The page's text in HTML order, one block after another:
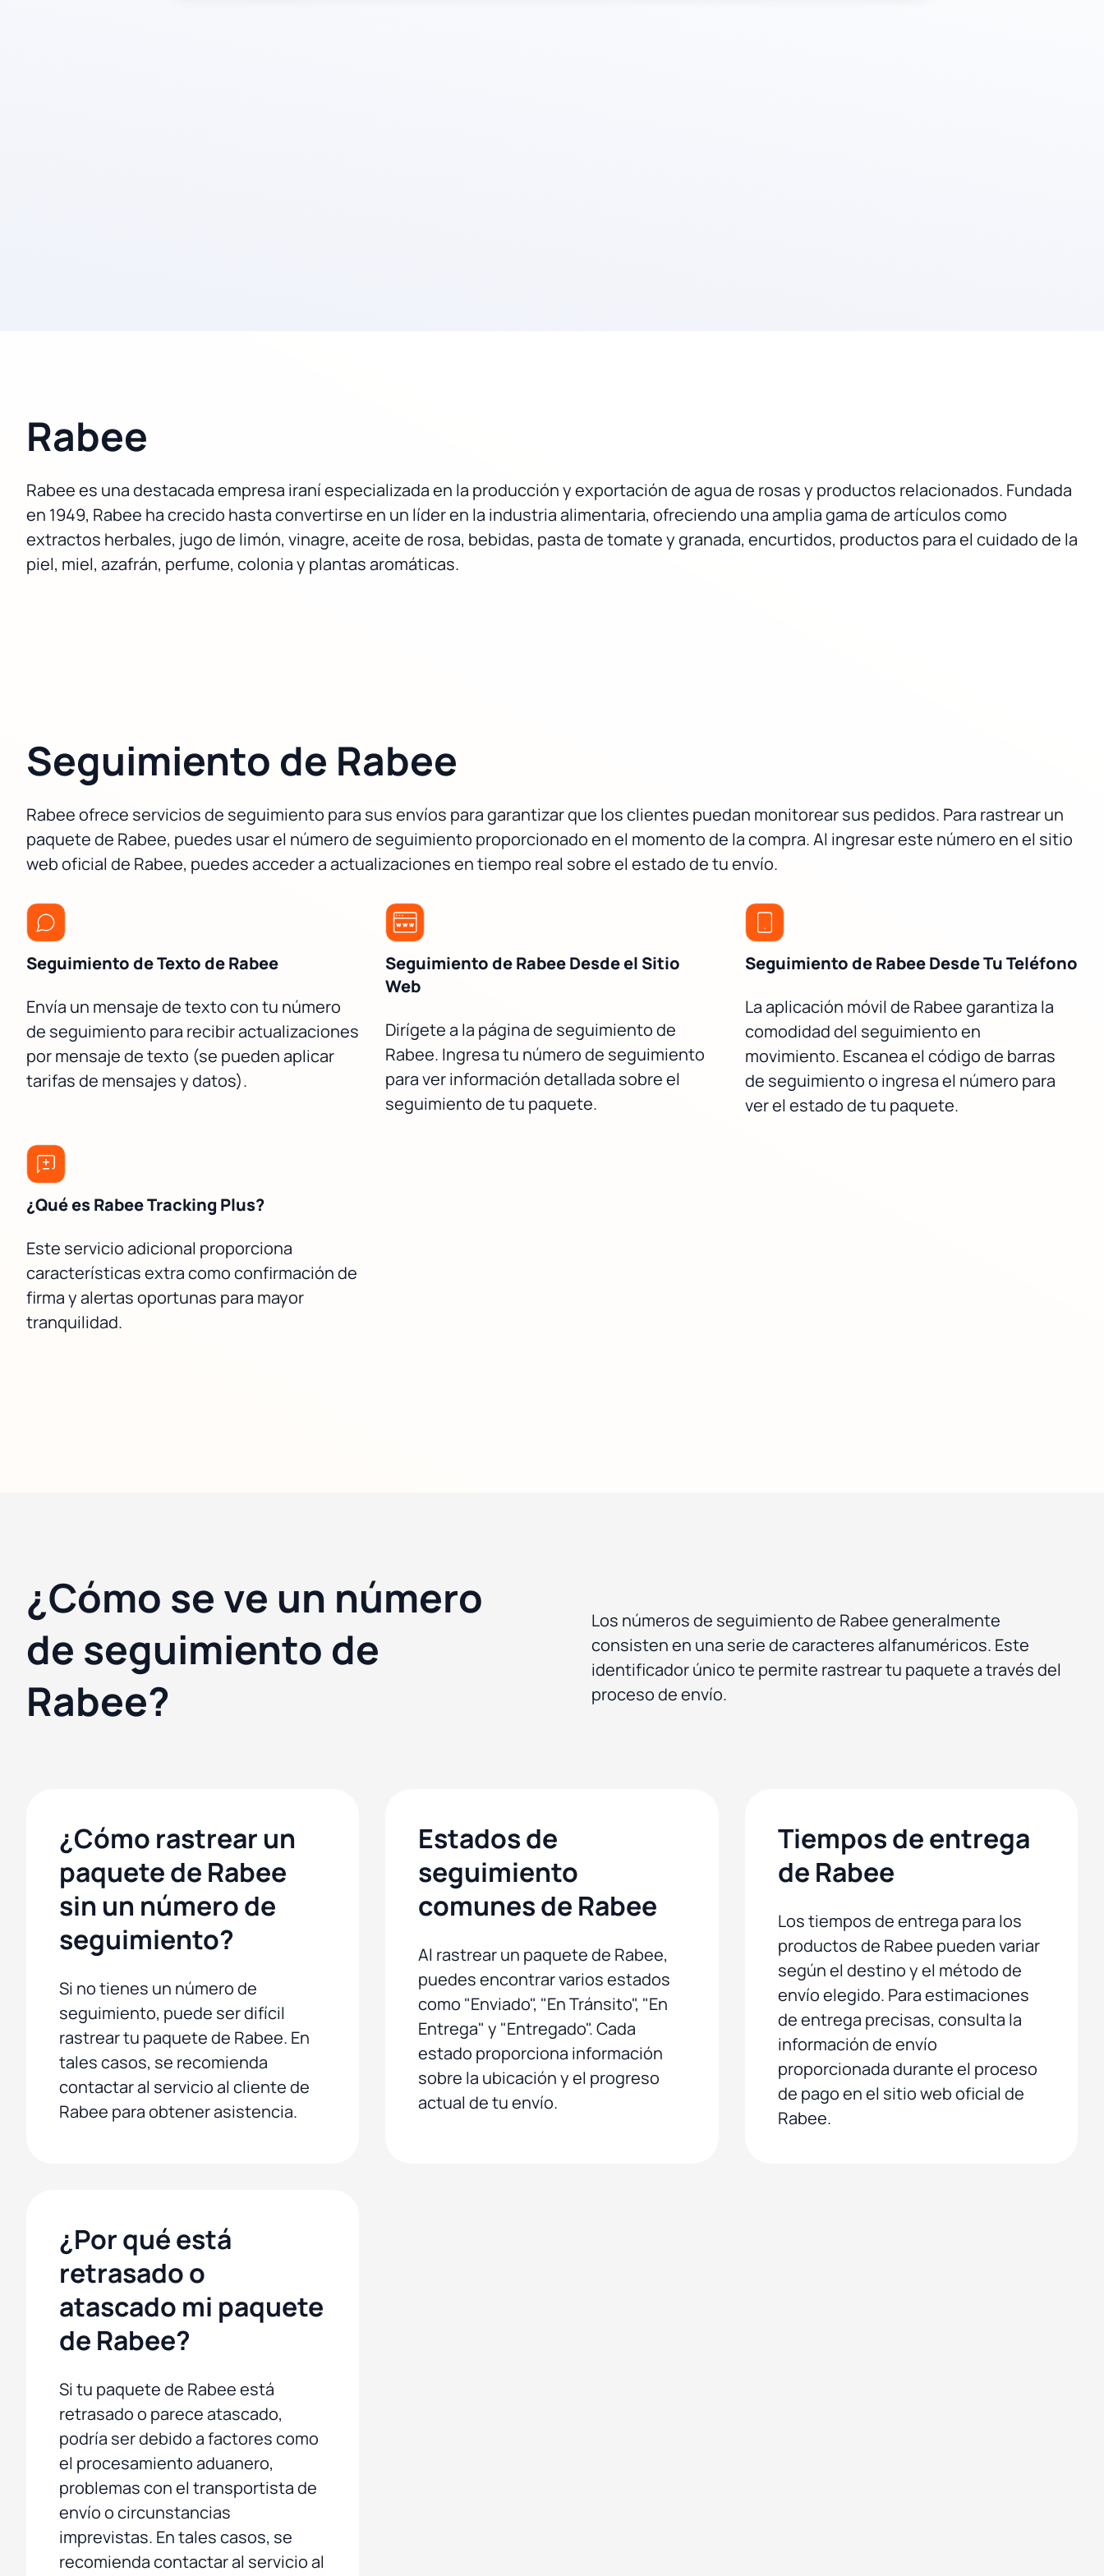
Rabee
Rabee es una destacada empresa iraní especializada en la producción y exportación de agua de rosas y productos relacionados. Fundada
en 1949, Rabee ha crecido hasta convertirse en un líder en la industria alimentaria, ofreciendo una amplia gama de artículos como
extractos herbales, jugo de limón, vinagre, aceite de rosa, bebidas, pasta de tomate y granada, encurtidos, productos para el cuidado de la
piel, miel, azafrán, perfume, colonia y plantas aromáticas.
Seguimiento de Rabee
Rabee ofrece servicios de seguimiento para sus envíos para garantizar que los clientes puedan monitorear sus pedidos. Para rastrear un
paquete de Rabee, puedes usar el número de seguimiento proporcionado en el momento de la compra. Al ingresar este número en el sitio
web oficial de Rabee, puedes acceder a actualizaciones en tiempo real sobre el estado de tu envío.
Seguimiento de Texto de Rabee
Envía un mensaje de texto con tu número
de seguimiento para recibir actualizaciones
por mensaje de texto (se pueden aplicar
tarifas de mensajes y datos).
Seguimiento de Rabee Desde el Sitio
Web
Dirígete a la página de seguimiento de
Rabee. Ingresa tu número de seguimiento
para ver información detallada sobre el
seguimiento de tu paquete.
Seguimiento de Rabee Desde Tu Teléfono
La aplicación móvil de Rabee garantiza la
comodidad del seguimiento en
movimiento. Escanea el código de barras
de seguimiento o ingresa el número para
ver el estado de tu paquete.
¿Qué es Rabee Tracking Plus?
Este servicio adicional proporciona
características extra como confirmación de
firma y alertas oportunas para mayor
tranquilidad.
¿Cómo se ve un número
de seguimiento de
Rabee?
Los números de seguimiento de Rabee generalmente
consisten en una serie de caracteres alfanuméricos. Este
identificador único te permite rastrear tu paquete a través del
proceso de envío.
¿Cómo rastrear un
paquete de Rabee
sin un número de
seguimiento?
Si no tienes un número de
seguimiento, puede ser difícil
rastrear tu paquete de Rabee. En
tales casos, se recomienda
contactar al servicio al cliente de
Rabee para obtener asistencia.
Estados de
seguimiento
comunes de Rabee
Al rastrear un paquete de Rabee,
puedes encontrar varios estados
como "Enviado", "En Tránsito", "En
Entrega" y "Entregado". Cada
estado proporciona información
sobre la ubicación y el progreso
actual de tu envío.
Tiempos de entrega
de Rabee
Los tiempos de entrega para los
productos de Rabee pueden variar
según el destino y el método de
envío elegido. Para estimaciones
de entrega precisas, consulta la
información de envío
proporcionada durante el proceso
de pago en el sitio web oficial de
Rabee.
¿Por qué está
retrasado o
atascado mi paquete
de Rabee?
Si tu paquete de Rabee está
retrasado o parece atascado,
podría ser debido a factores como
el procesamiento aduanero,
problemas con el transportista de
envío o circunstancias
imprevistas. En tales casos, se
recomienda contactar al servicio al